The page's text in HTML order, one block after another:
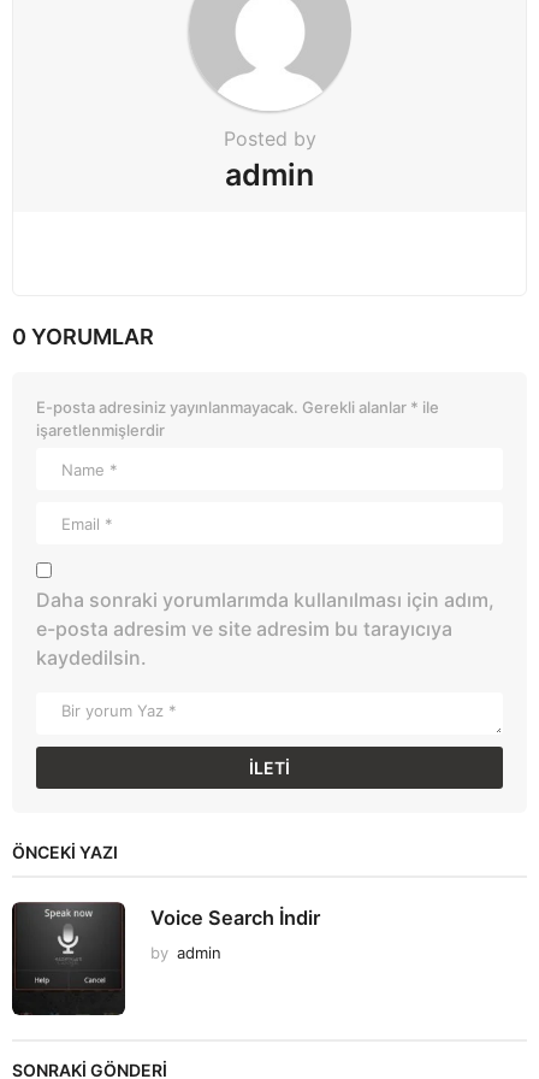
Posted by
admin
0 YORUMLAR
E-posta adresiniz yayınlanmayacak. Gerekli alanlar * ile
işaretlenmişlerdir
Daha sonraki yorumlarımda kullanılması için adım,
e-posta adresim ve site adresim bu tarayıcıya
kaydedilsin.
ÖNCEKI YAZI
Voice Search İndir
by admin
SONRAKİ GÖNDERİ